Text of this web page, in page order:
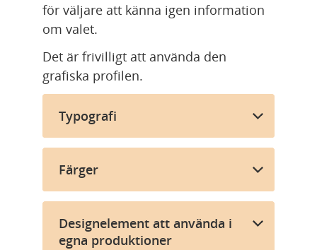
för väljare att känna igen information
om valet.
Det är frivilligt att använda den
grafiska profilen.
Typografi
Färger
Designelement att använda i
egna produktioner